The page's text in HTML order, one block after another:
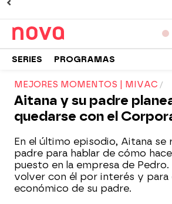
SERIES PROGRAMAS
MEJORES MOMENTOS | MIVAC
Aitana y su padre
quedarse con el
En el último episodio, Aitana se
padre para hablar de cómo
puesto en la empresa de
volver con él por interés y para
económico de su padre.